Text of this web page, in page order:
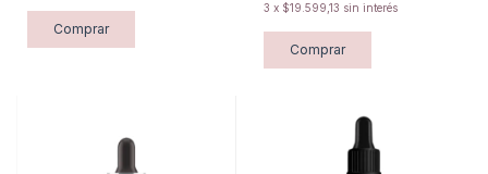
Comprar
3 x $19.599,13 sin interés
Comprar